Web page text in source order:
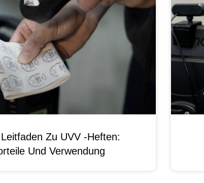
Zu UVV -Heften:
Und Verwendung